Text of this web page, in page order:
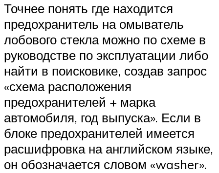
Точнее понять где находится
предохранитель на омыватель
лобового стекла можно по схеме в
руководстве по эксплуатации либо
найти в поисковике, создав запрос
«схема расположения
предохранителей + марка
автомобиля, год выпуска». Если в
блоке предохранителей имеется
расшифровка на английском языке,
он обозначается словом «washer».